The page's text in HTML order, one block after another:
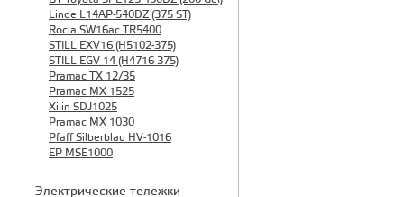
Linde L14AP-540DZ (375 ST)
Rocla SW16ac TR5400
STILL EXV16 (H5102-375)
STILL EGV-14 (H4716-375)
Pramac TX 12/35
Pramac MX 1525
Xilin SDJ1025
Pramac MX 1030
Pfaff Silberblau HV-1016
EP MSE1000
Электрические тележки